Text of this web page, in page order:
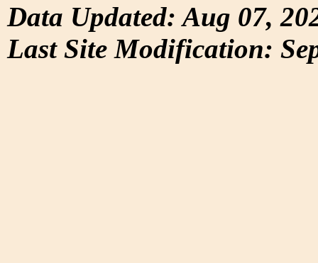
Data Updated: Aug 07,
Last Site Modification: